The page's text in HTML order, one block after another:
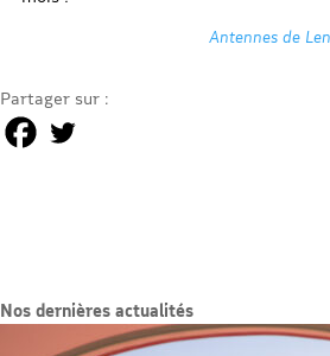
Antennes de
Partager sur :
Nos dernières actualités